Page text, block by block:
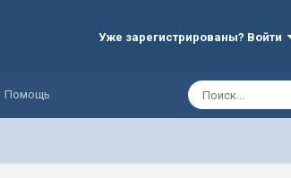
Уже зарегистрированы? Войти
Помощь